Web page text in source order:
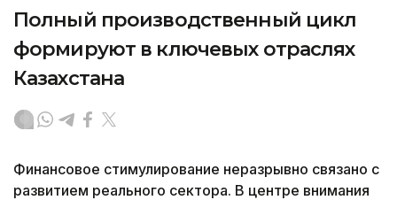
Полный производственный цикл
формируют в ключевых отраслях
Казахстана
Финансовое стимулирование неразрывно связано с
развитием реального сектора. В центре внимания